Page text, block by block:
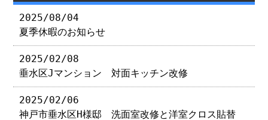
2025/08/04
夏季休暇のお知らせ
2025/02/08
垂水区Jマンション 対面キッチン改修
2025/02/06
神戸市垂水区H様邸 洗面室改修と洋室クロス貼替